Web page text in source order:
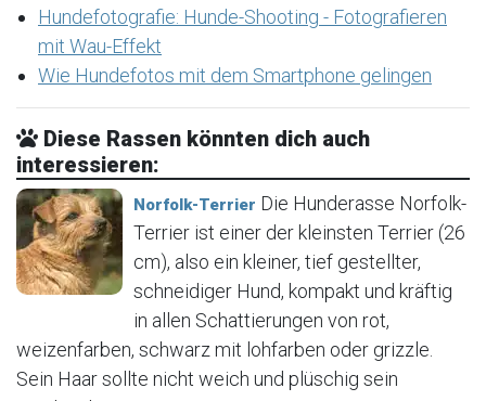
Hundefotografie: Hunde-Shooting - Fotografieren
mit Wau-Effekt
Wie Hundefotos mit dem Smartphone gelingen
Diese Rassen könnten dich auch
interessieren:
Norfolk-Terrier Die Hunderasse Norfolk-
Terrier ist einer der kleinsten Terrier (26
cm), also ein kleiner, tief gestellter,
schneidiger Hund, kompakt und kräftig
in allen Schattierungen von rot,
weizenfarben, schwarz mit lohfarben oder grizzle.
Sein Haar sollte nicht weich und plüschig sein